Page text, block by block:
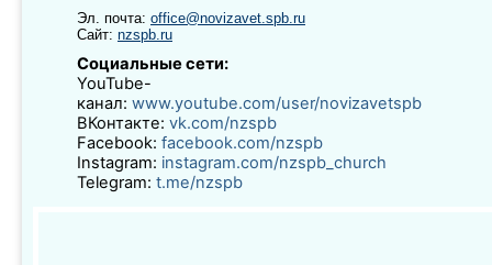
Эл. почта: office@novizavet.spb.ru
Сайт: nzspb.ru
Социальные сети:
YouTube-
канал: www.youtube.com/user/novizavetspb
ВКонтакте: vk.com/nzspb
Facebook: facebook.com/nzspb
Instagram: instagram.com/nzspb_church
Telegram: t.me/nzspb